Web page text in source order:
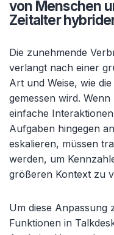
von Menschen
Zeitalter
Die zunehmende
verlangt nach einer
Art und Weise, wie
gemessen wird.
einfache
Aufgaben hingegen
eskalieren, müssen
werden, um
größeren Kontext zu
Um diese Anpassung
Funktionen in